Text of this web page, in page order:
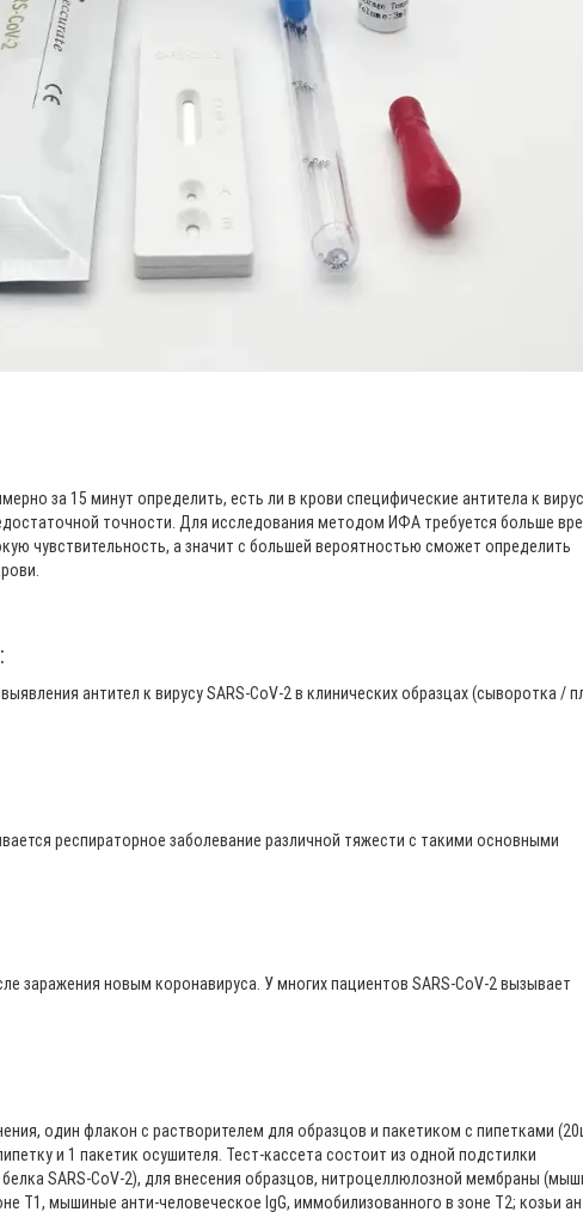
за 15 минут определить, есть ли в крови специфические антитела к
точности. Для исследования методом ИФА требуется больше
чувствительность, а значит с большей вероятностью сможет определить
антител к вирусу SARS-CoV-2 в клинических образцах (сыворотка /
респираторное заболевание различной тяжести с такими основными
заражения новым коронавируса. У многих пациентов SARS-CoV-2 вызывает
один флакон с растворителем для образцов и пакетиком с пипетками
и 1 пакетик осушителя. Тест-кассета состоит из одной подстилки
SARS-CoV-2), для внесения образцов, нитроцеллюлозной мембраны
Т1, мышиные анти-человеческое IgG, иммобилизованного в зоне T2; козьи